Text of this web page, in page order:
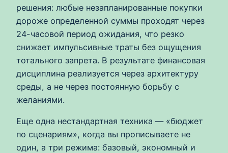
решения: любые незапланированные покупки
дороже определенной суммы проходят через
24-часовой период ожидания, что резко
снижает импульсивные траты без ощущения
тотального запрета. В результате финансовая
дисциплина реализуется через архитектуру
среды, а не через постоянную борьбу с
желаниями.
Еще одна нестандартная техника — «бюджет
по сценариям», когда вы прописываете не
один, а три режима: базовый, экономный и